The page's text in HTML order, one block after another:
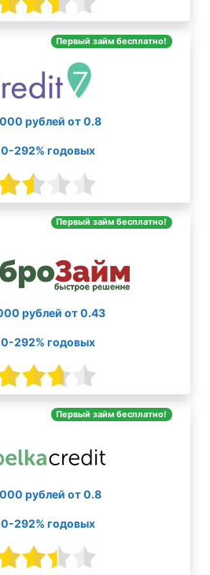
Первый займ бесплатно!
рублей от 0.8
292% годовых
Первый займ бесплатно!
рублей от 0.43
292% годовых
Первый займ бесплатно!
рублей от 0.8
292% годовых